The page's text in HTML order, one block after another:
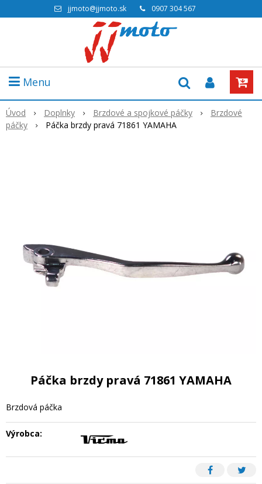
jjmoto@jjmoto.sk 0907 304 567
Menu
Úvod Doplnky Brzdové a spojkové páčky
Brzdové
páčky
Páčka brzdy pravá 71861 YAMAHA
Páčka brzdy pravá 71861 YAMAHA
Brzdová páčka
Výrobca: